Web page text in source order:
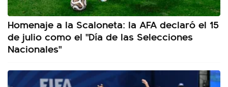
Homenaje a la Scaloneta: la AFA declaró el 15
de julio como el "Día de las Selecciones
Nacionales"